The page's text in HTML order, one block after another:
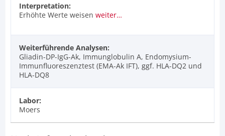
Interpretation:
Erhöhte Werte weisen weiter…
Weiterführende Analysen:
Gliadin-DP-IgG-Ak, Immunglobulin A, Endomysium-
Immunfluoreszenztest (EMA-Ak IFT), ggf. HLA-DQ2 und
HLA-DQ8
Labor:
Moers